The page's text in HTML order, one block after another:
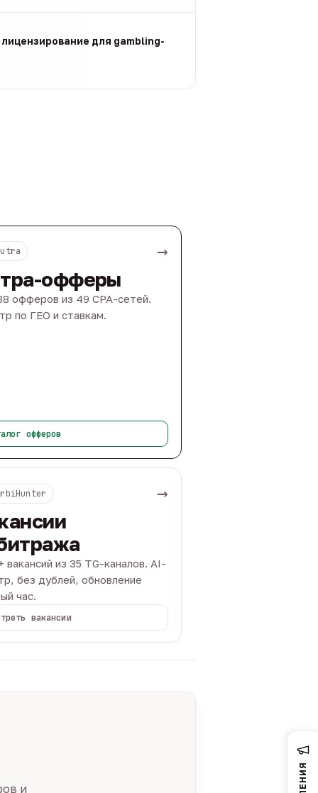
для gambling-
→
офферы
офферов из 49 CPA-сетей.
по ГЕО и ставкам.
офферов
→
вакансий из 35 TG-каналов. AI-
без дублей, обновление
час.
вакансии
и